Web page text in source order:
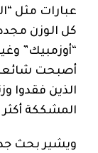
عبارات مثل
كل الوزن
“أوزمبيك”
أصبحت
الذين فقدوا
المشككة
ويشير بحث